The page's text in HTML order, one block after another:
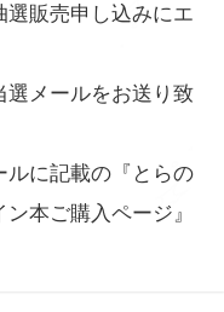
販売申し込みにエ
選メールをお送り致
ルに記載の『とらの
本ご購入ページ』